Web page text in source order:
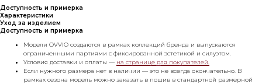
Доступность и примерка
Характеристики
Уход за изделием
Доступность и примерка
Модели OVVIO создаются в рамках коллекций бренда и выпускаются
ограниченными партиями с фиксированной эстетикой и силуэтом.
Условия доставки и оплаты — на странице для покупателей.
Если нужного размера нет в наличии — это не всегда окончательно. В
рамках сезона модель можно заказать в пошив в стандартной размерной